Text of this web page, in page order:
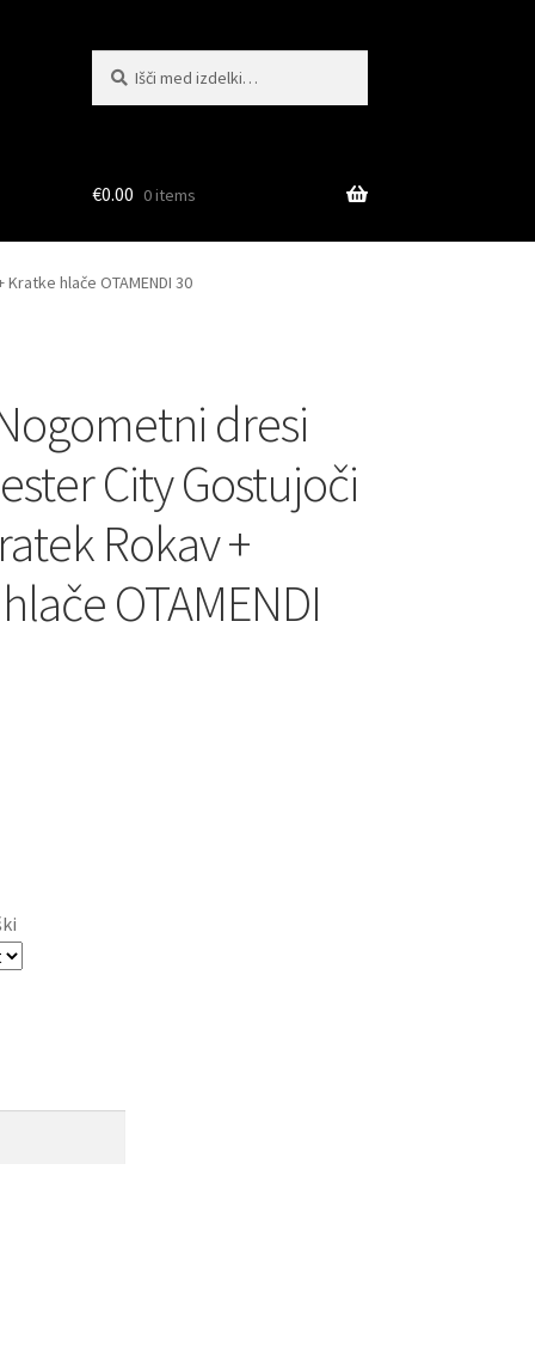
€0.00 0 items
hlače OTAMENDI 30
dresi
City Gostujoči
Rokav +
OTAMENDI